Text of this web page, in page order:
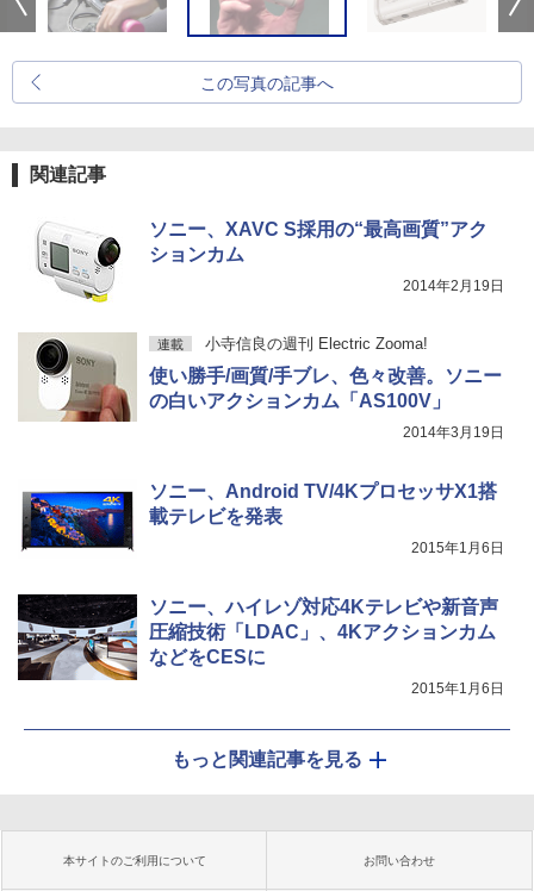
この写真の記事へ
関連記事
ソニー、XAVC S採用の“最高画質”アク
ションカム
2014年2月19日
連載 小寺信良の週刊 Electric Zooma!
使い勝手/画質/手ブレ、色々改善。ソニー
の白いアクションカム「AS100V」
2014年3月19日
ソニー、Android TV/4KプロセッサX1搭
載テレビを発表
2015年1月6日
ソニー、ハイレゾ対応4Kテレビや新音声
圧縮技術「LDAC」、4Kアクションカム
などをCESに
2015年1月6日
もっと関連記事を見る
本サイトのご利用について お問い合わせ